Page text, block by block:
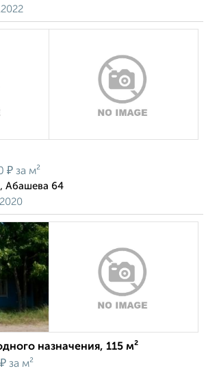
₽ за м²
Абашева 64
назначения, 115 м²
₽ за м²